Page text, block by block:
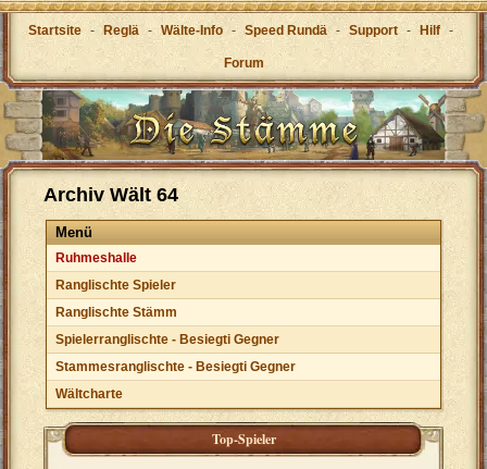
Startsite - Reglä - Wälte-Info - Speed Rundä - Support - Hilf -
Forum
Archiv Wält 64
Menü
Ruhmeshalle
Ranglischte Spieler
Ranglischte Stämm
Spielerranglischte - Besiegti Gegner
Stammesranglischte - Besiegti Gegner
Wältcharte
Top-Spieler